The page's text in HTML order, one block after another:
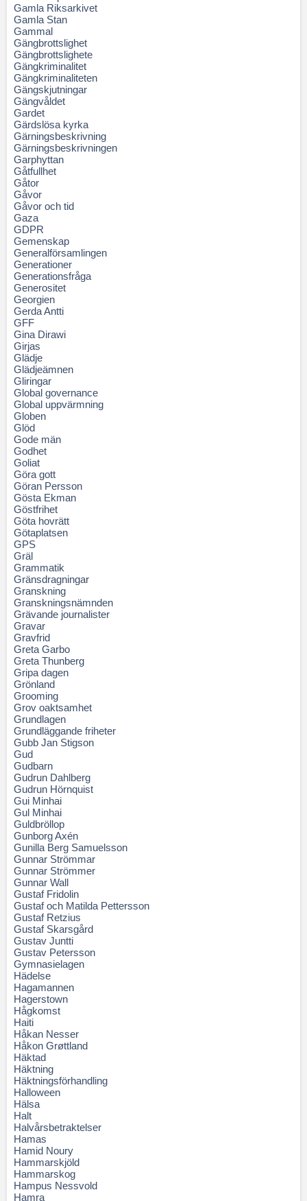
Gamla Riksarkivet
Gamla Stan
Gammal
Gängbrottslighet
Gängbrottslighete
Gängkriminalitet
Gängkriminaliteten
Gängskjutningar
Gängvåldet
Gardet
Gärdslösa kyrka
Gärningsbeskrivning
Gärningsbeskrivningen
Garphyttan
Gåtfullhet
Gåtor
Gåvor
Gåvor och tid
Gaza
GDPR
Gemenskap
Generalförsamlingen
Generationer
Generationsfråga
Generositet
Georgien
Gerda Antti
GFF
Gina Dirawi
Girjas
Glädje
Glädjeämnen
Gliringar
Global governance
Global uppvärmning
Globen
Glöd
Gode män
Godhet
Goliat
Göra gott
Göran Persson
Gösta Ekman
Göstfrihet
Göta hovrätt
Götaplatsen
GPS
Gräl
Grammatik
Gränsdragningar
Granskning
Granskningsnämnden
Grävande journalister
Gravar
Gravfrid
Greta Garbo
Greta Thunberg
Gripa dagen
Grönland
Grooming
Grov oaktsamhet
Grundlagen
Grundläggande friheter
Gubb Jan Stigson
Gud
Gudbarn
Gudrun Dahlberg
Gudrun Hörnquist
Gui Minhai
Gul Minhai
Guldbröllop
Gunborg Axén
Gunilla Berg Samuelsson
Gunnar Strömmar
Gunnar Strömmer
Gunnar Wall
Gustaf Fridolin
Gustaf och Matilda Pettersson
Gustaf Retzius
Gustaf Skarsgård
Gustav Juntti
Gustav Petersson
Gymnasielagen
Hädelse
Hagamannen
Hagerstown
Hågkomst
Haiti
Håkan Nesser
Håkon Grøttland
Häktad
Häktning
Häktningsförhandling
Halloween
Hälsa
Halt
Halvårsbetraktelser
Hamas
Hamid Noury
Hammarskjöld
Hammarskog
Hampus Nessvold
Hamra